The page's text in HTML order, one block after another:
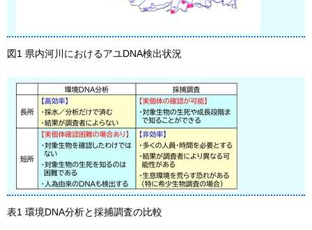
図1 県内河川におけるアユDNA検出状況
表1 環境DNA分析と採捕調査の比較